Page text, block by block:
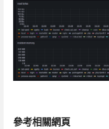
參考相關網頁